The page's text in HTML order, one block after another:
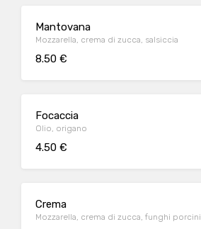
Mantovana
Mozzarella, crema di zucca, salsiccia
8.50 €
Focaccia
Olio, origano
4.50 €
Crema
Mozzarella, crema di zucca, funghi porcini